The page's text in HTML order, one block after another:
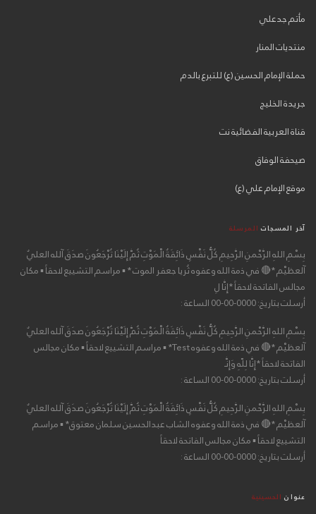
مأتم جدعلي
منتديات المنار
حملة الإمام الحسين (ع) للتبرع بالدم
جريدة الخليج
قناة العربية الفضائية نت
صيحفة الوفاق
موقع الإمام علي (ع)
آخر المسجات المرسلة
بِسْمِ اللهِ الرَّحْمنِ الرَّحِيمِ كُلُّ نَفْسٍ ذَائِقَةُ الْمَوْتِ ثُمَّ إِلَيْنَا تُرْجَعُونَ صدَقَ آلله العليٌ
آلعظيْم *🔴 في ذمة الله وعفوه ثُريا جعفر الموت * ▪ مراسم التشييع لاحقاً ▪ مكان
مجالس الفاتحة لاحقاً *إِنَّا لِ
أرسلت بتاريخ: 0000-00-00 الساعة :
بِسْمِ اللهِ الرَّحْمنِ الرَّحِيمِ كُلُّ نَفْسٍ ذَائِقَةُ الْمَوْتِ ثُمَّ إِلَيْنَا تُرْجَعُونَ صدَقَ آلله العليٌ
آلعظيْم *🔴 في ذمة الله وعفوه Test* ▪ مراسم التشييع لاحقاً ▪ مكان مجالس
الفاتحة لاحقاً *إِنَّا لِلّهِ وَإِنَّـ
أرسلت بتاريخ: 0000-00-00 الساعة :
بِسْمِ اللهِ الرَّحْمنِ الرَّحِيمِ كُلُّ نَفْسٍ ذَائِقَةُ الْمَوْتِ ثُمَّ إِلَيْنَا تُرْجَعُونَ صدَقَ آلله العليٌ
آلعظيْم *🔴 في ذمة الله وعفوه الشاب عبدالحسين سلمان معتوق* ▪ مراسم
التشييع لاحقاً ▪ مكان مجالس الفاتحة لاحقاً
أرسلت بتاريخ: 0000-00-00 الساعة :
عنوان الحسينية